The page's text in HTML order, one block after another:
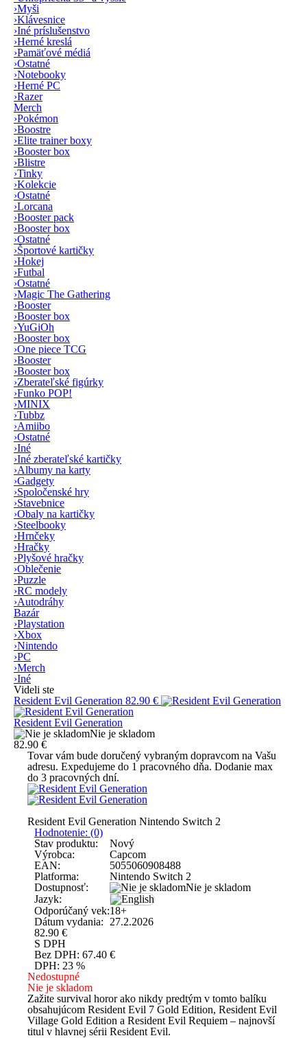
›Myši
›Klávesnice
›Iné príslušenstvo
›Herné kreslá
›Pamäťové médiá
›Ostatné
›Notebooky
›Herné PC
›Razer
Merch
›Pokémon
›Boostre
›Elite trainer boxy
›Booster box
›Blistre
›Tinky
›Kolekcie
›Ostatné
›Lorcana
›Booster pack
›Booster box
›Ostatné
›Športové kartičky
›Hokej
›Futbal
›Ostatné
›Magic The Gathering
›Booster
›Booster box
›YuGiOh
›Booster box
›One piece TCG
›Booster
›Booster box
›Zberateľské figúrky
›Funko POP!
›MINIX
›Tubbz
›Amiibo
›Ostatné
›Iné
›Iné zberateľské kartičky
›Albumy na karty
›Gadgety
›Spoločenské hry
›Stavebnice
›Obaly na kartičky
›Steelbooky
›Hrnčeky
›Hračky
›Plyšové hračky
›Oblečenie
›Puzzle
›RC modely
›Autodráhy
Bazár
›Playstation
›Xbox
›Nintendo
›PC
›Merch
›Iné
Videli ste
Resident Evil Generation 82.90 €
Resident Evil Generation
Nie je skladom
82.90 €
Tovar vám bude doručený vybraným dopravcom na Vašu
adresu. Expedujeme do 1 pracovného dňa. Dodanie max
do 3 pracovných dní.
Resident Evil Generation Nintendo Switch 2
Hodnotenie: (0)
Stav produktu:
Nový
Výrobca:
Capcom
EAN:
5055060908488
Platforma:
Nintendo Switch 2
Dostupnosť:
Nie je skladom
Jazyk:
Odporúčaný vek:18+
Dátum vydania:
27.2.2026
82.90 €
S DPH
Bez DPH: 67.40 €
DPH: 23 %
Nedostupné
Nie je skladom
Zažite survival horor ako nikdy predtým v tomto balíku
obsahujúcom Resident Evil 7 Gold Edition, Resident Evil
Village Gold Edition a Resident Evil Requiem – najnovší
titul v hlavnej sérii Resident Evil.